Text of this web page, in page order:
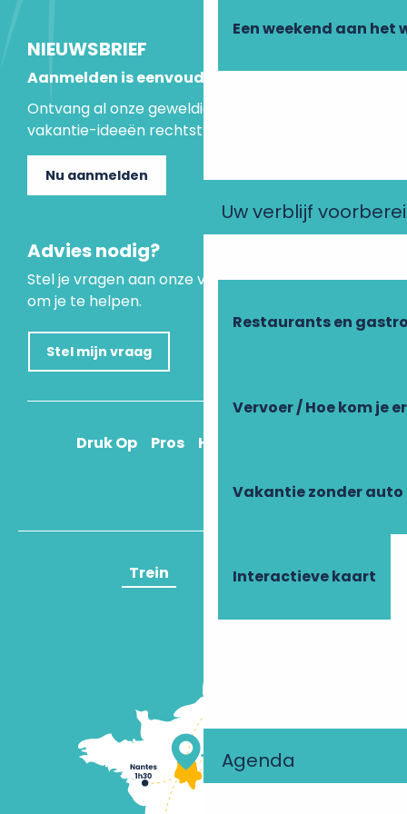
Een weekend aan het
Uw verblijf
Restaurants en
Vervoer / Hoe kom je
Vakantie zonder auto
Interactieve kaart
Agenda
NIEUWSBRIEF
Aanmelden is eenvoudig
Ontvang al onze geweldige aanbiedingen en
vakantie-ideeën rechtstreeks in je inbox.
Nu aanmelden
Advies nodig?
Stel je vragen aan onze virtuele assistent, die er is
om je te helpen.
Stel mijn vraag
Druk Op Pros Hoe kom ik daar?
Trein Vliegtuig